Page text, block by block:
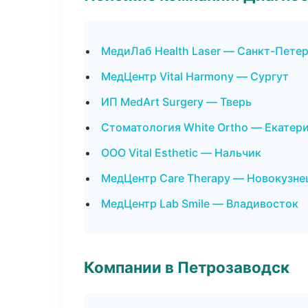
МедиЛаб Health Laser — Санкт-
МедЦентр Vital Harmony — Сургут
ИП MedArt Surgery — Тверь
Стоматология White Ortho —
ООО Vital Esthetic — Нальчик
МедЦентр Care Therapy —
МедЦентр Lab Smile — Владивосток
Компании в Петрозаводск